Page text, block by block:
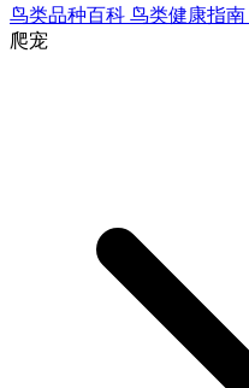
鸟类品种百科 鸟类健康指南
爬宠